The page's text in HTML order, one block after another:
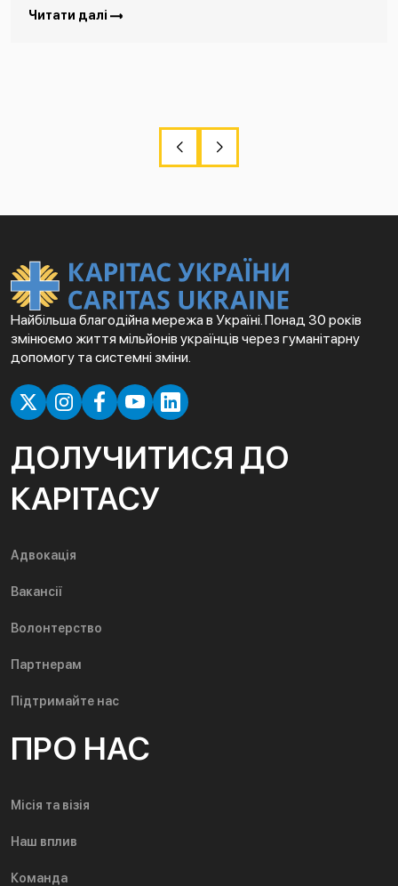
Читати далі
Найбільша благодійна мережа в Україні. Понад 30 років
змінюємо життя мільйонів українців через гуманітарну
допомогу та системні зміни.
ДОЛУЧИТИСЯ ДО
КАРІТАСУ
Адвокація
Вакансії
Волонтерство
Партнерам
Підтримайте нас
ПРО НАС
Місія та візія
Наш вплив
Команда